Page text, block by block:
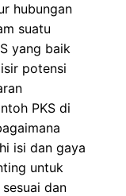
hubungan
suatu
yang baik
potensi
PKS di
isi dan gaya
untuk
dan